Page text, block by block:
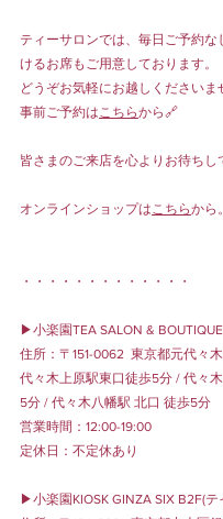
ティーサロンでは、毎日ご予約な
けるお席もご用意しております。
どうぞお気軽にお越しくださいま
事前ご予約は こちらから🔗
皆さまのご来店を心よりお待ちし
オンラインショップは こちらから。
・・・・・・・・・・・・・
▶︎小楽園TEA SALON & BOUTIQUE
住所：〒151-0062  東京都元代々
代々木上原駅東口徒歩5分 / 代々
5分 / 代々木八幡駅 北口 徒歩5分
営業時間：12:00-19:00
定休日：不定休あり
▶︎小楽園KIOSK GINZA SIX B2F(